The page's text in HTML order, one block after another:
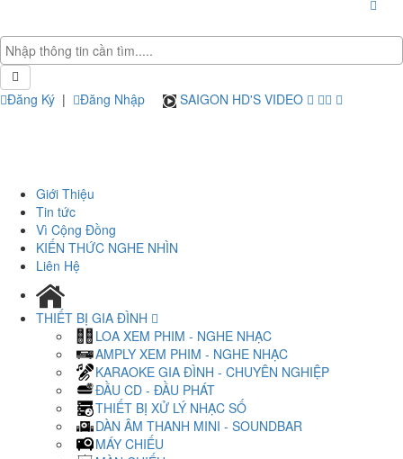
Đăng Ký | Đăng Nhập SAIGON HD'S VIDEO
Giới Thiệu
Tin tức
Vì Cộng Đồng
KIẾN THỨC NGHE NHÌN
Liên Hệ
THIẾT BỊ GIA ĐÌNH
LOA XEM PHIM - NGHE NHẠC
AMPLY XEM PHIM - NGHE NHẠC
KARAOKE GIA ĐÌNH - CHUYÊN NGHIỆP
ĐẦU CD - ĐẦU PHÁT
THIẾT BỊ XỬ LÝ NHẠC SỐ
DÀN ÂM THANH MINI - SOUNDBAR
MÁY CHIẾU